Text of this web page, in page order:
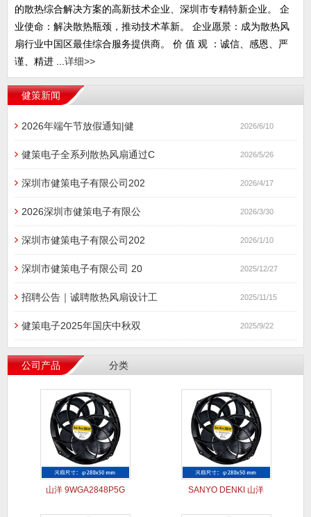
的散热综合解决方案的高新技术企业、深圳市专精特新企业。 企
业使命：解决散热瓶颈，推动技术革新。 企业愿景：成为散热风
扇行业中国区最佳综合服务提供商。 价 值 观 ：诚信、感恩、严
谨、精进 ... 详细>>
健策新闻
2026年端午节放假通知|健 2026/6/10
健策电子全系列散热风扇通过C 2026/5/26
深圳市健策电子有限公司202 2026/4/17
2026深圳市健策电子有限公 2026/3/30
深圳市健策电子有限公司202 2026/1/10
深圳市健策电子有限公司 20 2025/12/27
招聘公告｜诚聘散热风扇设计工 2025/11/15
健策电子2025年国庆中秋双 2025/9/22
公司产品 分类
山洋 9WGA2848P5G SANYO DENKI 山洋